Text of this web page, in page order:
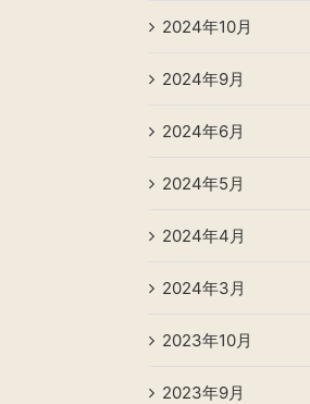
2024年10月
2024年9月
2024年6月
2024年5月
2024年4月
2024年3月
2023年10月
2023年9月